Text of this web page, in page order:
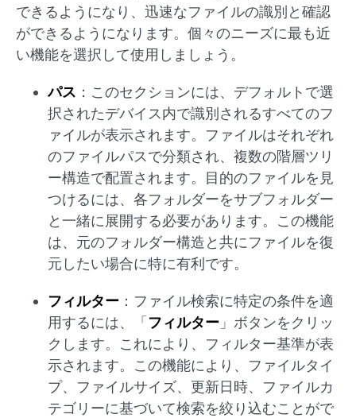
できるようになり、迅速なファイルの識別と確認
ができるようになります。個々のニーズに最も近
い機能を選択して使用しましょう。
パス ：このセクションには、デフォルトで選
択されたデバイス内で識別されるすべてのフ
ァイルが表示されます。ファイルはそれぞれ
のファイルパスで分類され、複数の階層ツリ
ー構造で配置されます。目的のファイルを見
つけるには、各フォルダーをサブフォルダー
と一緒に展開する必要があります。この機能
は、元のフォルダー構造と共にファイルを復
元したい場合に特に有利です。
フィルター ：ファイル検索に特定の条件を適
用するには、「 フィルター 」ボタンをクリッ
クします。これにより、フィルター基準が表
示されます。この機能により、ファイルタイ
プ、ファイルサイズ、更新日時、ファイルカ
テゴリーに基づいて検索を絞り込むことがで